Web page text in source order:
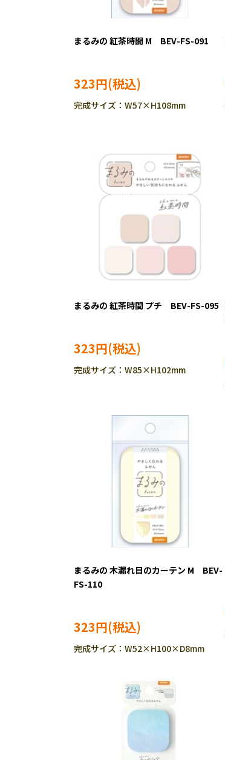
まるみの 紅茶時間 M BEV-FS-091
323円
完成サイズ：W57×H108mm
まるみの 紅茶時間 プチ BEV-FS-095
323円
完成サイズ：W85×H102mm
まるみの 木漏れ日のカーテン M BEV-
FS-110
323円
完成サイズ：W52×H100×D8mm